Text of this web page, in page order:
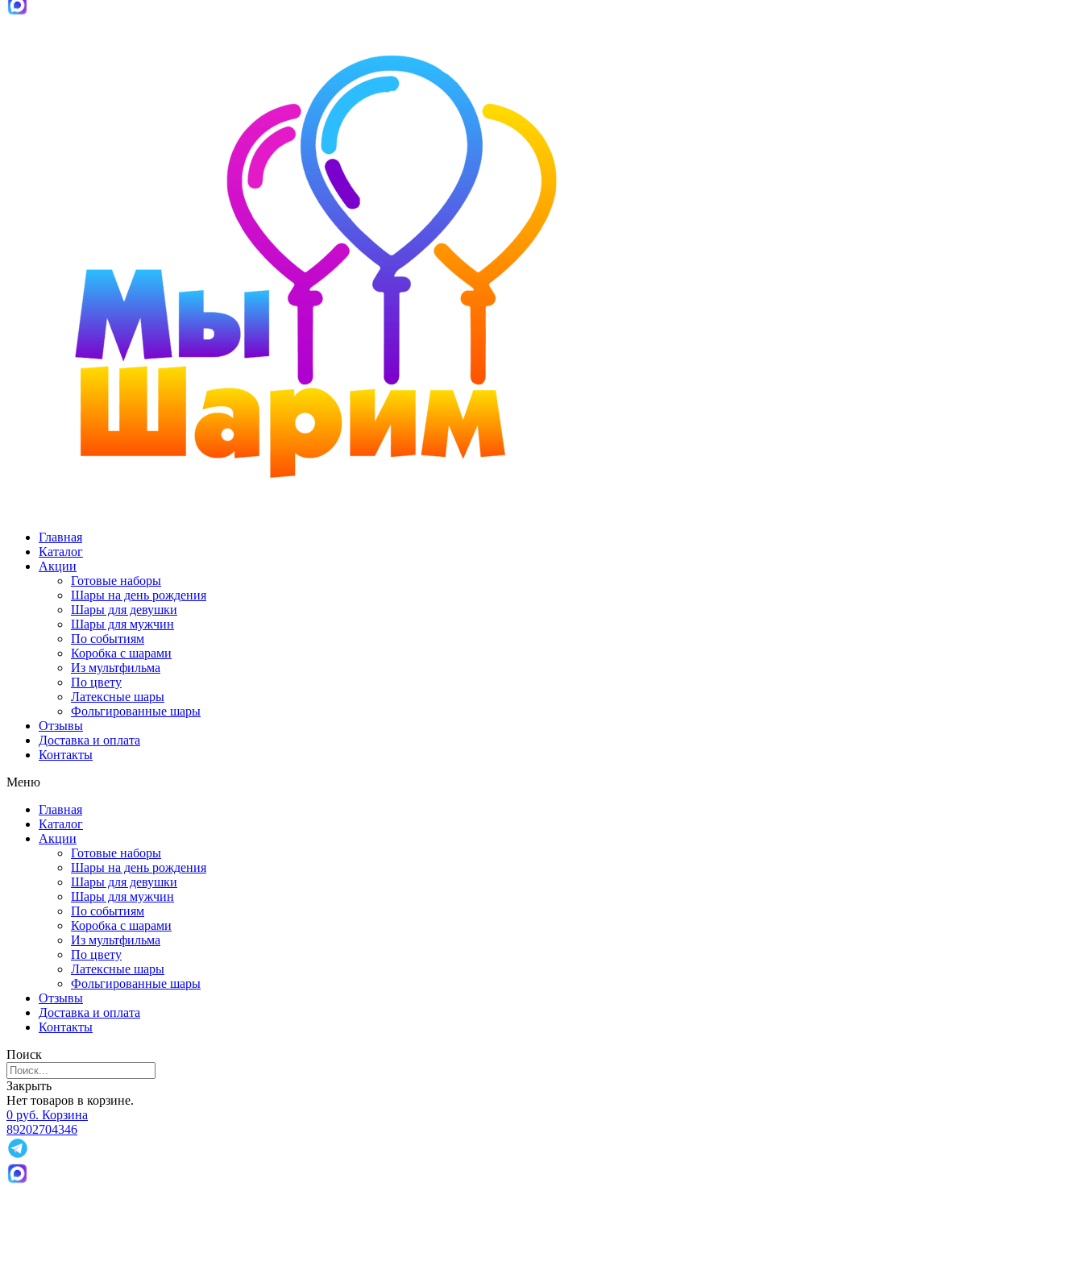
Главная
Каталог
Акции
Готовые наборы
Шары на день рождения
Шары для девушки
Шары для мужчин
По событиям
Коробка с шарами
Из мультфильма
По цвету
Латексные шары
Фольгированные шары
Отзывы
Доставка и оплата
Контакты
Меню
Главная
Каталог
Акции
Готовые наборы
Шары на день рождения
Шары для девушки
Шары для мужчин
По событиям
Коробка с шарами
Из мультфильма
По цвету
Латексные шары
Фольгированные шары
Отзывы
Доставка и оплата
Контакты
Поиск
Закрыть
Нет товаров в корзине.
0 руб. Корзина
89202704346